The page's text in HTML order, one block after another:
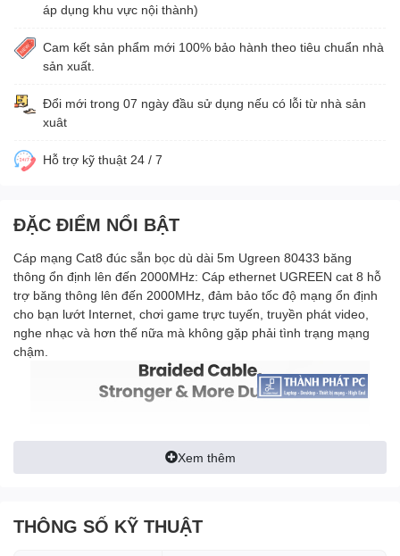
áp dụng khu vực nội thành)
Cam kết sản phẩm mới 100% bảo hành theo tiêu chuẩn nhà
sản xuất.
Đổi mới trong 07 ngày đầu sử dụng nếu có lỗi từ nhà sản
xuât
Hỗ trợ kỹ thuật 24 / 7
ĐẶC ĐIỂM NỔI BẬT
Cáp mạng Cat8 đúc sẵn bọc dù dài 5m Ugreen 80433 băng
thông ổn định lên đến 2000MHz: Cáp ethernet UGREEN cat 8 hỗ
trợ băng thông lên đến 2000MHz, đảm bảo tốc độ mạng ổn định
cho bạn lướt Internet, chơi game trực tuyến, truyền phát video,
nghe nhạc và hơn thế nữa mà không gặp phải tình trạng mạng
chậm.
Xem thêm
THÔNG SỐ KỸ THUẬT